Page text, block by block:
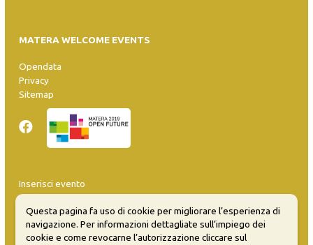
MATERA WELCOME EVENTS
Opendata
Privacy
Sitemap
Inserisci evento
Guida
FAQ
info@materaevents.it
Questa pagina fa uso di cookie per migliorare l’esperienza di
navigazione. Per informazioni dettagliate sull’impiego dei
cookie e come revocarne l’autorizzazione cliccare sul